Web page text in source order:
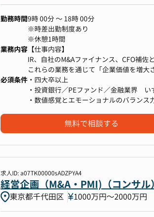
テムの改修や設定見直し。（給与がらみ
その他付随する関連業務および問い合わせ
※company使用
■仕事の進め方
新制度に対応した運用設計・システム
ムの検討などを含むDX推進など、
社員が安心して働ける環境を整備し、
■入社後、期待したいこと
・給与計算、社会保険などの実務
・勤怠・給与などの人事システムの運用
・法改正に伴う人事諸施策の企画・推進
■長期的に期待したいこと
・組織長として、グループをリードする
勤務時間9時 00分 ～ 18時 00分
※時差出勤制度あり
※休憩1時間
業務内容 【仕事内容】
IR、自社のM&Aファイナンス、CFO補佐
これらの業務を通じて「企業価値を増大
＜具体的な業務内容＞
・国内、海外機関投資家、個人投資家
・決算説明資料作成、IR資料作成（英文
※英語を使う業務はありますが、通訳や
りません。
■M&Aファイナンス
必須条件 ・四大卒以上
・投資銀行／PEファンド／金融業界 い
・数値感覚とエモーショナルのバランス
無料で相談する
求人ID: a07TK00000sADZPYA4
経営企画（M&A・PMI)（コンサ
東京都千代田区 1000万円〜2000万円